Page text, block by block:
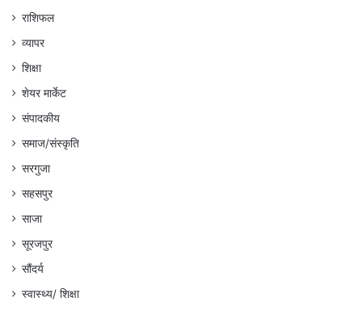
राशिफल
व्यापर
शिक्षा
शेयर मार्केट
संपादकीय
समाज/संस्कृति
सरगुजा
सहसपुर
साजा
सूरजपुर
सौंदर्य
स्वास्थ्य/ शिक्षा